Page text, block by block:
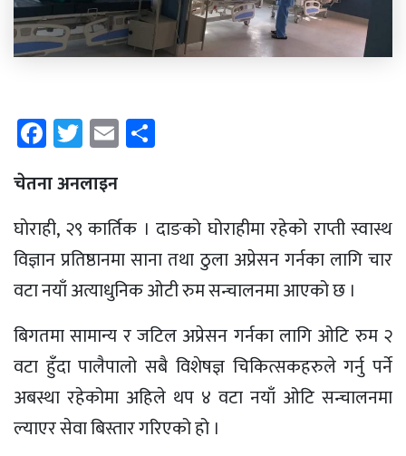
Facebook
Twitter
Email
चेतना अनलाइन
घाेराही, २९ कार्तिक । दाङको घोराहीमा रहेको राप्ती स्वास्थ
विज्ञान प्रतिष्ठानमा साना तथा ठुला अप्रेसन गर्नका लागि चार
वटा नयाँ अत्याधुनिक ओटी रुम सन्चालनमा आएको छ ।
बिगतमा सामान्य र जटिल अप्रेसन गर्नका लागि ओटि रुम २
वटा हुँदा पालैपालो सबै विशेषज्ञ चिकित्सकहरुले गर्नु पर्ने
अबस्था रहेकोमा अहिले थप ४ वटा नयाँ ओटि सन्चालनमा
ल्याएर सेवा बिस्तार गरिएको हो ।